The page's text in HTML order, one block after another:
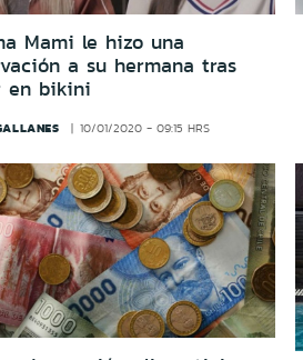
Mami le hizo una
a su hermana tras
en bikini
10/01/2020 - 09:15 HRS